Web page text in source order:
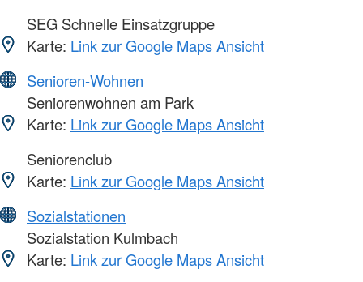
SEG Schnelle Einsatzgruppe
Karte: Link zur Google Maps Ansicht
Senioren-Wohnen
Seniorenwohnen am Park
Karte: Link zur Google Maps Ansicht
Seniorenclub
Karte: Link zur Google Maps Ansicht
Sozialstationen
Sozialstation Kulmbach
Karte: Link zur Google Maps Ansicht